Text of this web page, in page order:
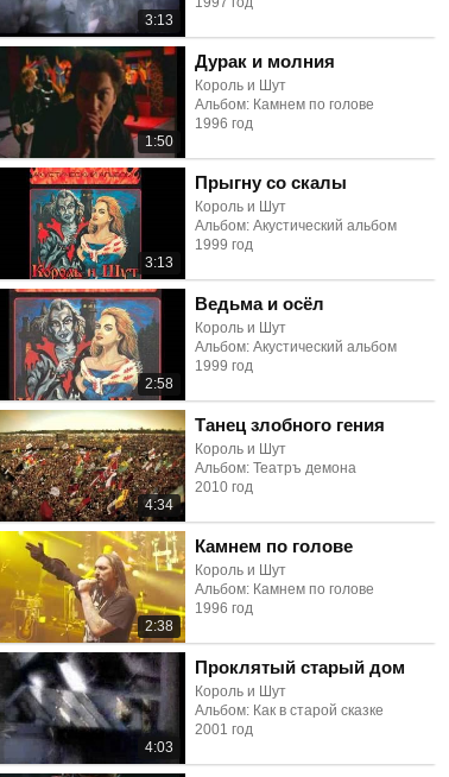
3:13
1:50
Дурак и молния
Король и Шут
Альбом: Камнем по голове
1996 год
3:13
Прыгну со скалы
Король и Шут
Альбом: Акустический альбом
1999 год
2:58
Ведьма и осёл
Король и Шут
Альбом: Акустический альбом
1999 год
4:34
Танец злобного гения
Король и Шут
Альбом: Театръ демона
2010 год
2:38
Камнем по голове
Король и Шут
Альбом: Камнем по голове
1996 год
4:03
Проклятый старый дом
Король и Шут
Альбом: Как в старой сказке
2001 год